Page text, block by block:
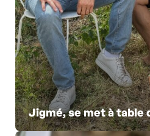
Jigmé, se met à table